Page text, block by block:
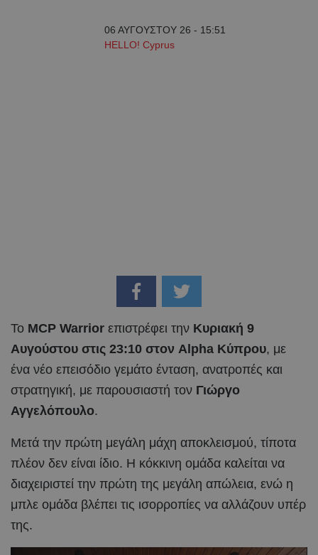
06 ΑΥΓΟΥΣΤΟΥ 26 - 15:51
HELLO! Cyprus
Το MCP Warrior επιστρέφει την Κυριακή 9
Αυγούστου στις 23:10 στον Alpha Κύπρου, με
ένα νέο επεισόδιο γεμάτο ένταση, ανατροπές και
στρατηγική, με παρουσιαστή τον Γιώργο
Αγγελόπουλο.
Μετά την πρώτη μεγάλη μάχη αποκλεισμού, τίποτα
πλέον δεν είναι ίδιο. Η κόκκινη ομάδα καλείται να
διαχειριστεί την πρώτη της μεγάλη απώλεια, ενώ η
μπλε ομάδα βλέπει τις ισορροπίες να αλλάζουν υπέρ
της.